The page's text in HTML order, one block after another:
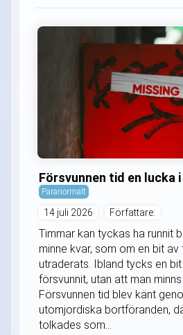
Försvunnen tid en lucka
Paranormalt
14 juli 2026 Författare:
Timmar kan tyckas ha runnit
minne kvar, som om en bit
utraderats. Ibland tycks en
försvunnit, utan att man
Försvunnen tid blev känt
utomjordiska bortföranden,
tolkades som...